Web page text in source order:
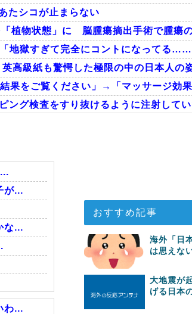
たシコが止まらない
植物状態」に 脳腫瘍摘出手術で腫瘍
地獄すぎて完全にコントになってる
高級紙も驚愕した極限の中の日本人の
果をご覧ください」→「マッサージ効
ング検査をすり抜けるように注射して
カップ韓国準決勝も調査すべきと主張
が...
な...
わ...
おすすめ記事
海外「日
は思えな
大地震が
げる日本